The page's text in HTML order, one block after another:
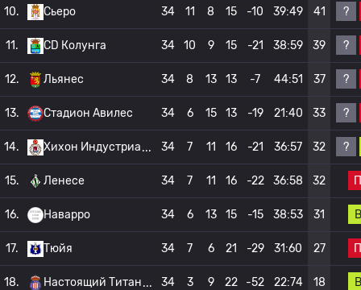
10. Сьеро 34 11 8 15 -10 39:49 41 ?
11. CD Колунга 34 10 9 15 -21 38:59 39 ?
12. Льянес 34 8 13 13 -7 44:51 37 ?
13. Стадион Авилес 34 6 15 13 -19 21:40 33 ?
14. Хихон Индустриа 34 7 11 16 -21 36:57 32 ?
15. Ленесе 34 7 11 16 -22 36:58 32 П
16. Наварро 34 6 13 15 -15 38:53 31 В
17. Тюйя 34 7 6 21 -29 31:60 27 П
18. Настоящий Титан 34 3 9 22 -52 22:74 18 В